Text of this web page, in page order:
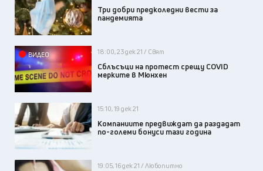
Три добри предколедни вести за
пандемията
ВИДЕО 18:00, 23 дек 21 / Свят
Сблъсъци на протест срещу COVID
мерките в Мюнхен
15:10, 19 дек 21
Компаниите предвиждат да раздадат
по-големи бонуси тази година
19:05, 16 дек 21 / Любопитно